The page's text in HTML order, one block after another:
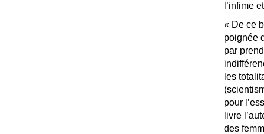
l’infime
« De ce
poignée
par
les
pour
livre
des